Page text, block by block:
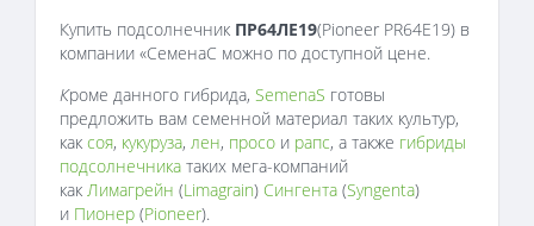
Купить подсолнечник ПР64ЛЕ19(Pioneer PR64E19) в
компании «СеменаС можно по доступной цене.
Кроме данного гибрида, SemenaS готовы
предложить вам семенной материал таких культур,
как соя, кукуруза, лен, просо и рапс, а также гибриды
подсолнечника таких мега-компаний
как Лимагрейн (Limagrain) Сингента (Syngenta)
и Пионер (Pioneer).